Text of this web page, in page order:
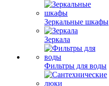
Зеркальные шкафы
Зеркала
Фильтры для воды